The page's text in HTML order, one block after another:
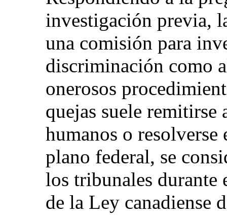
investigación previa,
una comisión para
discriminación como
onerosos
quejas suele remitirse
humanos o
plano federal, se
los tribunales durante
de la Ley canadiense